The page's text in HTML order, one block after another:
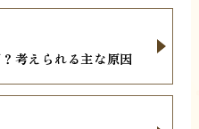
考えられる主な原因